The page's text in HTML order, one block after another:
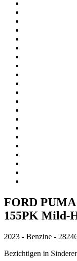
FORD PUMA
155PK Mild-
2023 - Benzine -
Bezichtigen in